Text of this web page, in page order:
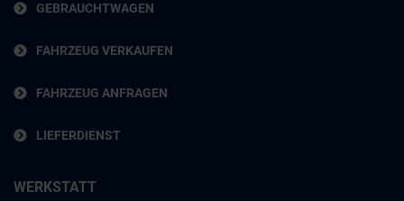
GEBRAUCHTWAGEN
FAHRZEUG VERKAUFEN
FAHRZEUG ANFRAGEN
LIEFERDIENST
WERKSTATT